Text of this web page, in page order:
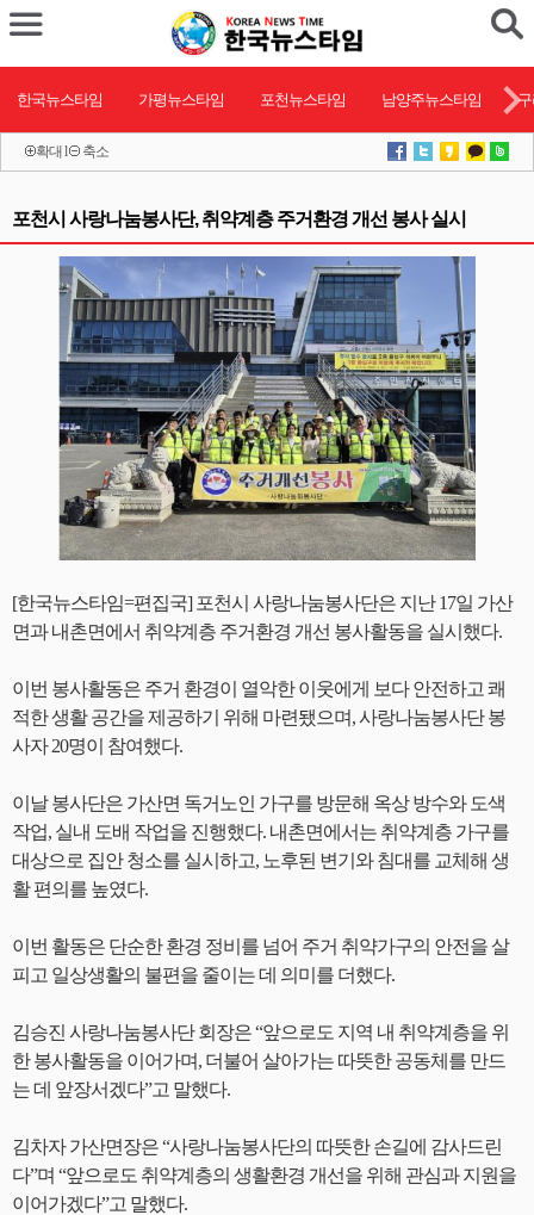
한국뉴스타임 가평뉴스타임 포천뉴스타임 남양주뉴스타임
확대 l 축소
포천시 사랑나눔봉사단, 취약계층 주거환경 개선 봉사 실시
[한국뉴스타임=편집국] 포천시 사랑나눔봉사단은 지난 17일 가산
면과 내촌면에서 취약계층 주거환경 개선 봉사활동을 실시했다.
이번 봉사활동은 주거 환경이 열악한 이웃에게 보다 안전하고 쾌
적한 생활 공간을 제공하기 위해 마련됐으며, 사랑나눔봉사단 봉
사자 20명이 참여했다.
이날 봉사단은 가산면 독거노인 가구를 방문해 옥상 방수와 도색
작업, 실내 도배 작업을 진행했다. 내촌면에서는 취약계층 가구를
대상으로 집안 청소를 실시하고, 노후된 변기와 침대를 교체해 생
활 편의를 높였다.
이번 활동은 단순한 환경 정비를 넘어 주거 취약가구의 안전을 살
피고 일상생활의 불편을 줄이는 데 의미를 더했다.
김승진 사랑나눔봉사단 회장은 “앞으로도 지역 내 취약계층을 위
한 봉사활동을 이어가며, 더불어 살아가는 따뜻한 공동체를 만드
는 데 앞장서겠다”고 말했다.
김차자 가산면장은 “사랑나눔봉사단의 따뜻한 손길에 감사드린
다”며 “앞으로도 취약계층의 생활환경 개선을 위해 관심과 지원을
이어가겠다”고 말했다.